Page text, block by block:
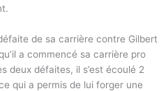
de sa carrière contre Gilbert
a commencé sa carrière pro
deux défaites, il s’est écoulé 2
qui a permis de lui forger une